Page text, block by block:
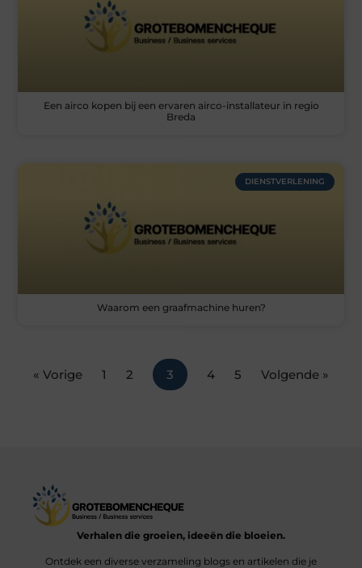
Een airco kopen bij een ervaren airco-installateur in regio
Breda
DIENSTVERLENING
Waarom een graafmachine huren?
« Vorige 1 2 3 4 5 Volgende »
Verhalen die groeien, ideeën die bloeien.
Ontdek een diverse verzameling blogs en artikelen die je